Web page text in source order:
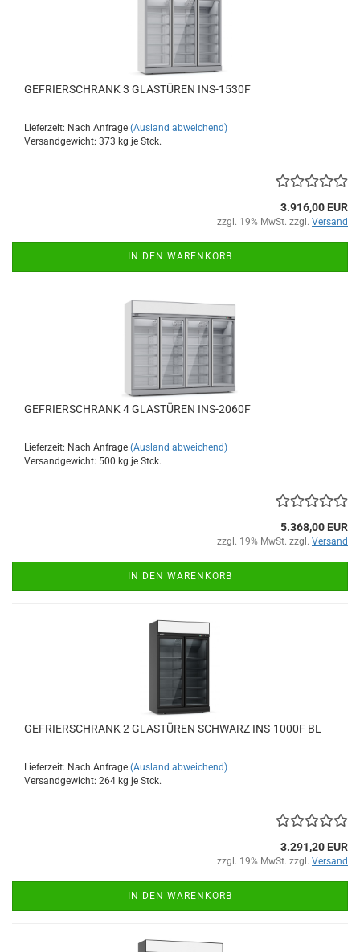
GEFRIERSCHRANK 3 GLASTÜREN INS-1530F
Lieferzeit: Nach Anfrage (Ausland abweichend)
Versandgewicht: 373 kg je Stck.
3.916,00 EUR
zzgl. 19% MwSt. zzgl. Versand
IN DEN WARENKORB
GEFRIERSCHRANK 4 GLASTÜREN INS-2060F
Lieferzeit: Nach Anfrage (Ausland abweichend)
Versandgewicht: 500 kg je Stck.
5.368,00 EUR
zzgl. 19% MwSt. zzgl. Versand
IN DEN WARENKORB
GEFRIERSCHRANK 2 GLASTÜREN SCHWARZ INS-1000F BL
Lieferzeit: Nach Anfrage (Ausland abweichend)
Versandgewicht: 264 kg je Stck.
3.291,20 EUR
zzgl. 19% MwSt. zzgl. Versand
IN DEN WARENKORB